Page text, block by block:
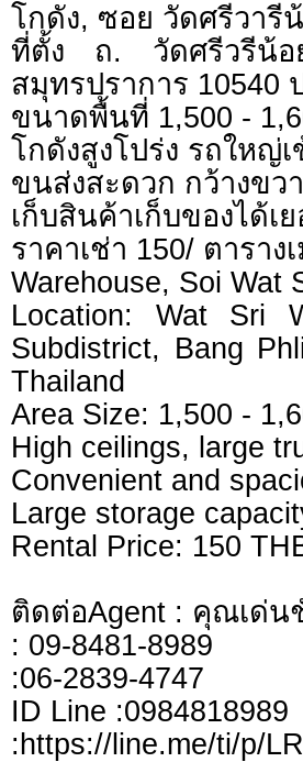
โกดัง, ซอย วัดศรีวารี
ที่ตั้ง ถ. วัดศรีวรีน้อ
สมุทรปราการ 10540
ขนาดพื้นที่ 1,500 -
โกดังสูงโปร่ง รถใหญ่เ
ขนส่งสะดวก กว้างขว
เก็บสินค้าเก็บของได้เย
ราคาเช่า 150/ ตาราง
Warehouse, Soi Wat
Location: Wat Sri
Subdistrict, Bang
Thailand
Area Size: 1,500 -
High ceilings, large
Convenient and
Large storage
Rental Price: 150
ติดต่อAgent : คุณเด่น
: 09-8481-8989
:06-2839-4747
ID Line :0984818989
:https://line.me/ti/p/